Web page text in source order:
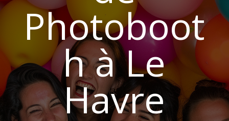
Photoboot
h à Le
Havre